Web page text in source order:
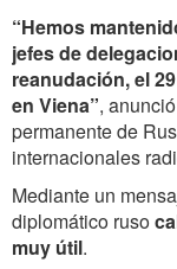
“Hemos
jefes de
reanudación, el
en Viena”,
permanente de
internacionales
Mediante un
diplomático ruso
muy útil.